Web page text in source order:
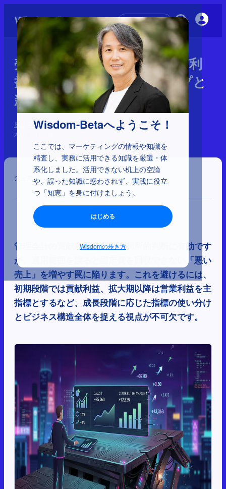
Wisdom-Betaへようこそ！
ここでは、マーケティングの情報や知識を
精査し、実務に活用できる知識を厳選・体
系化しました。活用できない机上の空論
や、誤った知識に惑わされず、実践に役立
つ「知恵」を身に付けましょう。
はじめる
Wisdomの歩き方
初めての方へ
売上は増えているのに、なぜ利
益が出ない？ スタートアップと
新規事業が陥る管理会計の罠
ビジネスの罠と誤解
2026年4月9日
シェア
管理会計の貢献利益は短期・局所的判断に有効です
が、適用範囲を誤ると固定費を回収できない「悪い
売上」を増やす罠に陥ります。これを避けるには、
初期段階では貢献利益、拡大期以降は営業利益を主
指標とするなど、成長段階に応じた指標の使い分け
とビジネス構造全体を捉える視点が不可欠です。